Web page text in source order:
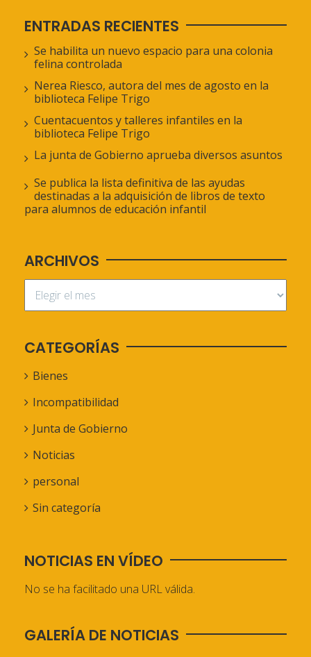
ENTRADAS RECIENTES
Se habilita un nuevo espacio para una colonia
felina controlada
Nerea Riesco, autora del mes de agosto en la
biblioteca Felipe Trigo
Cuentacuentos y talleres infantiles en la
biblioteca Felipe Trigo
La junta de Gobierno aprueba diversos asuntos
Se publica la lista definitiva de las ayudas
destinadas a la adquisición de libros de texto
para alumnos de educación infantil
ARCHIVOS
CATEGORÍAS
Bienes
Incompatibilidad
Junta de Gobierno
Noticias
personal
Sin categoría
NOTICIAS EN VÍDEO
No se ha facilitado una URL válida.
GALERÍA DE NOTICIAS